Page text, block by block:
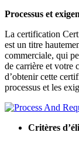
Processus et
La certification
est un titre
commerciale, qui
de carrière et votre
d’obtenir cette
processus et les
Critères